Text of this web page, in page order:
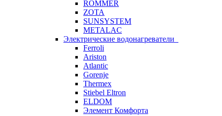
ROMMER
ZOTA
SUNSYSTEM
METALAC
Электрические водонагреватели
Ferroli
Ariston
Atlantic
Gorenje
Thermex
Stiebel Eltron
ELDOM
Элемент Комфорта